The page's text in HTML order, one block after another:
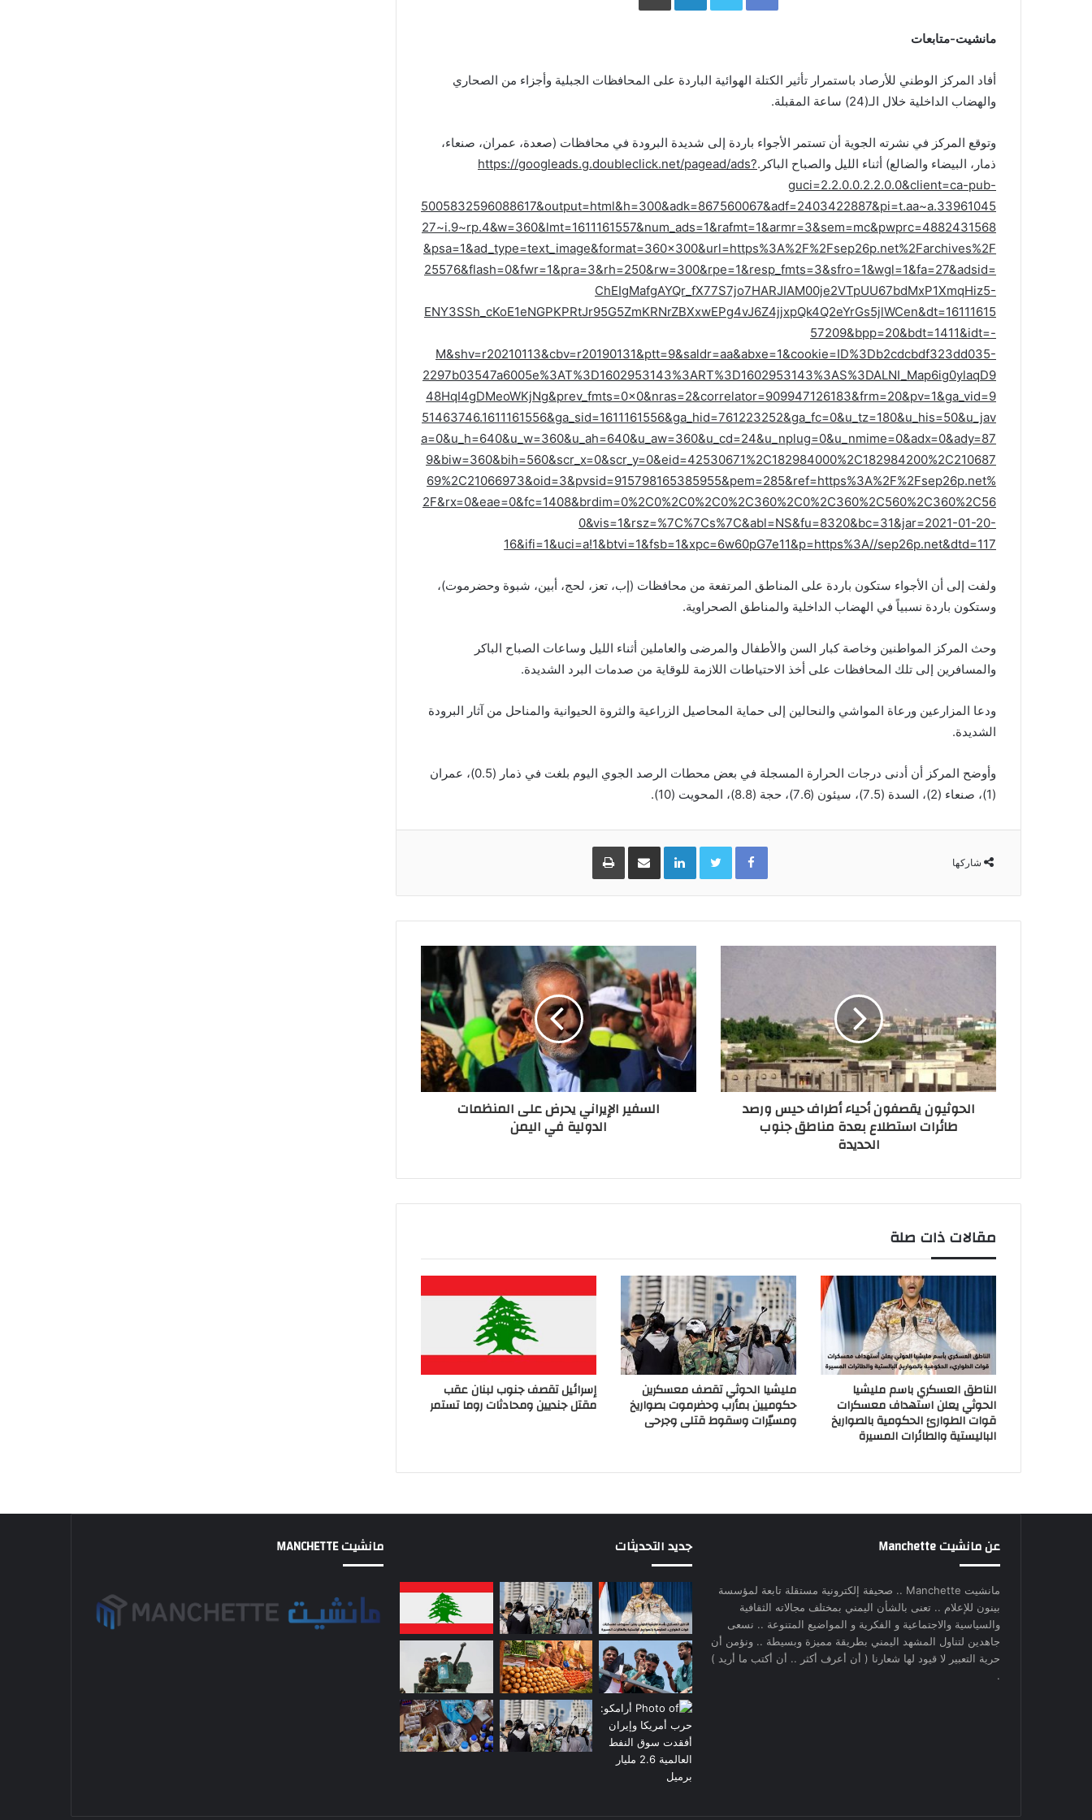
مانشيت-متابعات
أفاد المركز الوطني للأرصاد باستمرار تأثير الكتلة الهوائية الباردة على المحافظات الجبلية وأجزاء من الصحاري
والهضاب الداخلية خلال الـ(24) ساعة المقبلة.
وتوقع المركز في نشرته الجوية أن تستمر الأجواء باردة إلى شديدة البرودة في محافظات (صعدة، عمران، صنعاء،
ذمار، البيضاء والضالع) أثناء الليل والصباح الباكر.https://googleads.g.doubleclick.net/pagead/ads?
guci=2.2.0.0.2.2.0.0&client=ca-pub-
5005832596088617&output=html&h=300&adk=867560067&adf=2403422887&pi=t.aa~a.33961045
27~i.9~rp.4&w=360&lmt=1611161557&num_ads=1&rafmt=1&armr=3&sem=mc&pwprc=4882431568
&psa=1&ad_type=text_image&format=360×300&url=https%3A%2F%2Fsep26p.net%2Farchives%2F
25576&flash=0&fwr=1&pra=3&rh=250&rw=300&rpe=1&resp_fmts=3&sfro=1&wgl=1&fa=27&adsid=
ChEIgMafgAYQr_fX77S7jo7HARJIAM00je2VTpUU67bdMxP1XmqHiz5-
ENY3SSh_cKoE1eNGPKPRtJr95G5ZmKRNrZBXxwEPg4vJ6Z4jjxpQk4Q2eYrGs5jlWCen&dt=16111615
57209&bpp=20&bdt=1411&idt=-
M&shv=r20210113&cbv=r20190131&ptt=9&saldr=aa&abxe=1&cookie=ID%3Db2cdcbdf323dd035-
2297b03547a6005e%3AT%3D1602953143%3ART%3D1602953143%3AS%3DALNI_Map6ig0ylaqD9
48HqI4gDMeoWKjNg&prev_fmts=0x0&nras=2&correlator=909947126183&frm=20&pv=1&ga_vid=9
51463746.1611161556&ga_sid=1611161556&ga_hid=761223252&ga_fc=0&u_tz=180&u_his=50&u_jav
a=0&u_h=640&u_w=360&u_ah=640&u_aw=360&u_cd=24&u_nplug=0&u_nmime=0&adx=0&ady=87
9&biw=360&bih=560&scr_x=0&scr_y=0&eid=42530671%2C182984000%2C182984200%2C210687
69%2C21066973&oid=3&pvsid=915798165385955&pem=285&ref=https%3A%2F%2Fsep26p.net%
2F&rx=0&eae=0&fc=1408&brdim=0%2C0%2C0%2C0%2C360%2C0%2C360%2C560%2C360%2C56
0&vis=1&rsz=%7C%7Cs%7C&abl=NS&fu=8320&bc=31&jar=2021-01-20-
16&ifi=1&uci=a!1&btvi=1&fsb=1&xpc=6w60pG7e11&p=https%3A//sep26p.net&dtd=117
ولفت إلى أن الأجواء ستكون باردة على المناطق المرتفعة من محافظات (إب، تعز، لحج، أبين، شبوة وحضرموت)،
وستكون باردة نسبياً في الهضاب الداخلية والمناطق الصحراوية.
وحث المركز المواطنين وخاصة كبار السن والأطفال والمرضى والعاملين أثناء الليل وساعات الصباح الباكر
والمسافرين إلى تلك المحافظات على أخذ الاحتياطات اللازمة للوقاية من صدمات البرد الشديدة.
ودعا المزارعين ورعاة المواشي والنحالين إلى حماية المحاصيل الزراعية والثروة الحيوانية والمناحل من آثار البرودة
الشديدة.
وأوضح المركز أن أدنى درجات الحرارة المسجلة في بعض محطات الرصد الجوي اليوم بلغت في ذمار (0.5)، عمران
(1)، صنعاء (2)، السدة (7.5)، سيئون (7.6)، حجة (8.8)، المحويت (10).
شاركها
Facebook
Twitter
LinkedInمشاركة عبر البريد طباعة
الحوثيون يقصفون أحياء أطراف حيس ورصد
طائرات استطلاع بعدة مناطق جنوب
الحديدة
السفير الإيراني يحرض على المنظمات
الدولية في اليمن
مقالات ذات صلة
الناطق العسكري باسم مليشيا
الحوثي يعلن استهداف معسكرات
قوات الطوارئ الحكومية بالصواريخ
الباليستية والطائرات المسيرة
مليشيا الحوثي تقصف معسكرين
حكوميين بمأرب وحضرموت بصواريخ
ومسيّرات وسقوط قتلى وجرحى
إسرائيل تقصف جنوب لبنان عقب
مقتل جنديين ومحادثات روما تستمر
عن مانشيت Manchette
مانشيت Manchette .. صحيفة إلكترونية مستقلة تابعة لمؤسسة
بينون للإعلام .. تعنى بالشأن اليمني بمختلف مجالاته الثقافية
والسياسية والاجتماعية و الفكرية و المواضيع المتنوعة .. نسعى
جاهدين لتناول المشهد اليمني بطريقة مميزة وبسيطة .. ونؤمن أن
حرية التعبير لا قيود لها شعارنا ( أن أعرف أكثر .. أن أكتب ما أريد )
.
جديد التحديثات مانشيت MANCHETTE